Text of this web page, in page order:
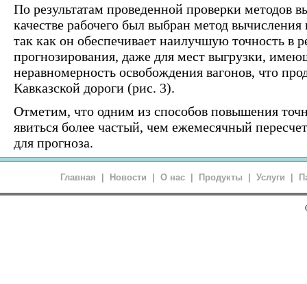
По результатам проведенной проверки методов
качестве рабочего был выбран метод вычисления
так как он обеспечивает наилучшую точность в
прогнозирования, даже для мест выгрузки,
неравномерность освобождения вагонов, что
Кавказской дороги (рис. 3).
Отметим, что одним из способов повышения
явиться более частый, чем ежемесячный
для прогноза.
Главная Новости О нас Продукты Услуги